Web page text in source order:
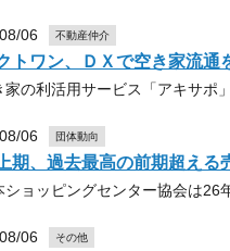
06 不動産仲介
トワン、ＤＸで空き家流
の利活用サービス「アキサポ
06 団体動向
期、過去最高の前期超え
ョッピングセンター協会は26
06 その他